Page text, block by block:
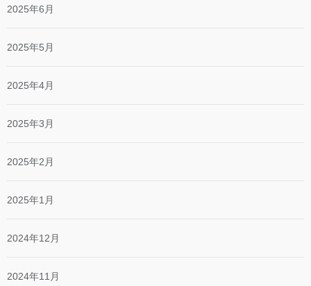
2025年6月
2025年5月
2025年4月
2025年3月
2025年2月
2025年1月
2024年12月
2024年11月